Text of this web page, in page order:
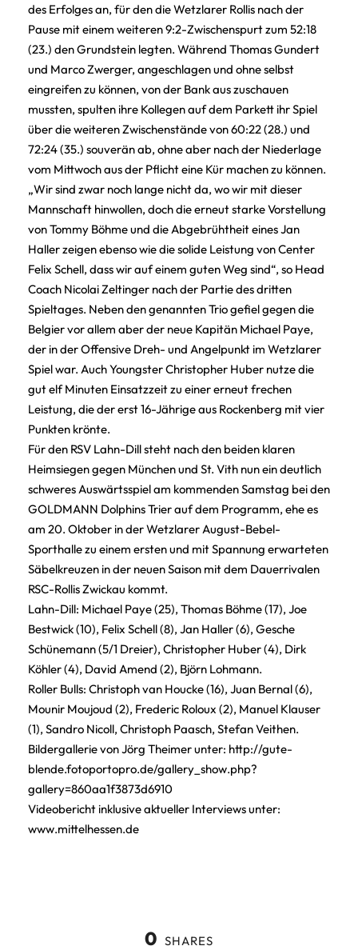
des Erfolges an, für den die Wetzlarer Rollis nach der
Pause mit einem weiteren 9:2-Zwischenspurt zum 52:18
(23.) den Grundstein legten. Während Thomas Gundert
und Marco Zwerger, angeschlagen und ohne selbst
eingreifen zu können, von der Bank aus zuschauen
mussten, spulten ihre Kollegen auf dem Parkett ihr Spiel
über die weiteren Zwischenstände von 60:22 (28.) und
72:24 (35.) souverän ab, ohne aber nach der Niederlage
vom Mittwoch aus der Pflicht eine Kür machen zu können.
„Wir sind zwar noch lange nicht da, wo wir mit dieser
Mannschaft hinwollen, doch die erneut starke Vorstellung
von Tommy Böhme und die Abgebrühtheit eines Jan
Haller zeigen ebenso wie die solide Leistung von Center
Felix Schell, dass wir auf einem guten Weg sind“, so Head
Coach Nicolai Zeltinger nach der Partie des dritten
Spieltages. Neben den genannten Trio gefiel gegen die
Belgier vor allem aber der neue Kapitän Michael Paye,
der in der Offensive Dreh- und Angelpunkt im Wetzlarer
Spiel war. Auch Youngster Christopher Huber nutze die
gut elf Minuten Einsatzzeit zu einer erneut frechen
Leistung, die der erst 16-Jährige aus Rockenberg mit vier
Punkten krönte.
Für den RSV Lahn-Dill steht nach den beiden klaren
Heimsiegen gegen München und St. Vith nun ein deutlich
schweres Auswärtsspiel am kommenden Samstag bei den
GOLDMANN Dolphins Trier auf dem Programm, ehe es
am 20. Oktober in der Wetzlarer August-Bebel-
Sporthalle zu einem ersten und mit Spannung erwarteten
Säbelkreuzen in der neuen Saison mit dem Dauerrivalen
RSC-Rollis Zwickau kommt.
Lahn-Dill: Michael Paye (25), Thomas Böhme (17), Joe
Bestwick (10), Felix Schell (8), Jan Haller (6), Gesche
Schünemann (5/1 Dreier), Christopher Huber (4), Dirk
Köhler (4), David Amend (2), Björn Lohmann.
Roller Bulls: Christoph van Houcke (16), Juan Bernal (6),
Mounir Moujoud (2), Frederic Roloux (2), Manuel Klauser
(1), Sandro Nicoll, Christoph Paasch, Stefan Veithen.
Bildergallerie von Jörg Theimer unter: http://gute-
blende.fotoportopro.de/gallery_show.php?
gallery=860aa1f3873d6910
Videobericht inklusive aktueller Interviews unter:
www.mittelhessen.de
0 SHARES